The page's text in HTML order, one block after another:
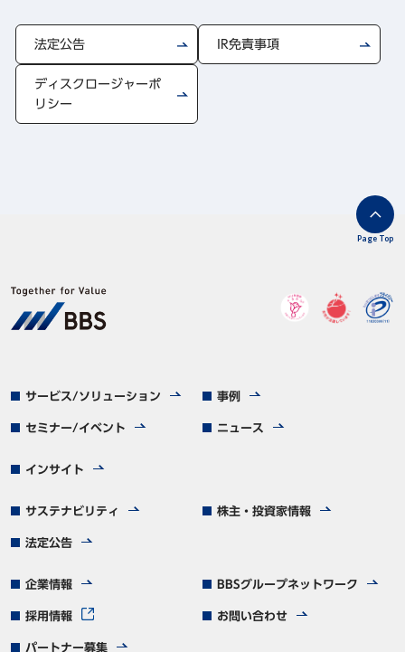
法定公告 IR免責事項
ディスクロージャーポ
リシー
サービス/ソリューション 事例
セミナー/イベント ニュース
インサイト
サステナビリティ 株主・投資家情報
法定公告
企業情報 BBSグループネットワーク
採用情報 お問い合わせ
パートナー募集
Page Top